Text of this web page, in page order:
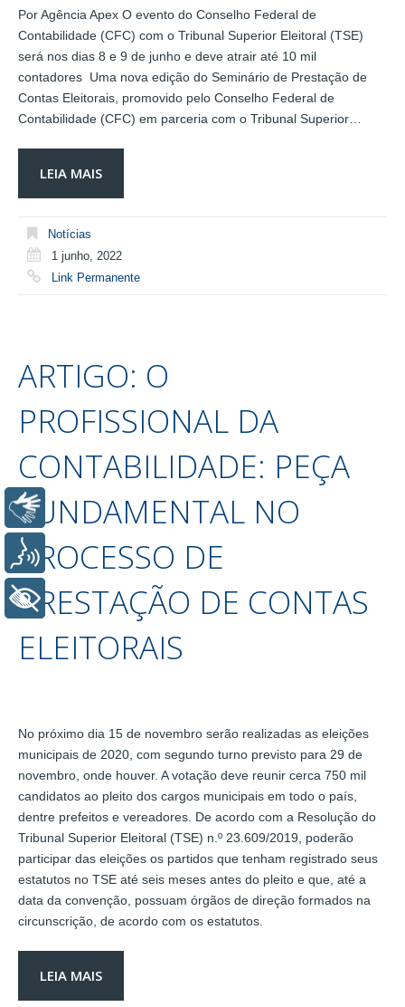
Por Agência Apex O evento do Conselho Federal de
Contabilidade (CFC) com o Tribunal Superior Eleitoral (TSE)
será nos dias 8 e 9 de junho e deve atrair até 10 mil
contadores Uma nova edição do Seminário de Prestação de
Contas Eleitorais, promovido pelo Conselho Federal de
Contabilidade (CFC) em parceria com o Tribunal Superior…
LEIA MAIS
Notícias
1 junho, 2022
Link Permanente
ARTIGO: O
PROFISSIONAL DA
CONTABILIDADE: PEÇA
FUNDAMENTAL NO
PROCESSO DE
PRESTAÇÃO DE CONTAS
ELEITORAIS
No próximo dia 15 de novembro serão realizadas as eleições
municipais de 2020, com segundo turno previsto para 29 de
novembro, onde houver. A votação deve reunir cerca 750 mil
candidatos ao pleito dos cargos municipais em todo o país,
dentre prefeitos e vereadores. De acordo com a Resolução do
Tribunal Superior Eleitoral (TSE) n.º 23.609/2019, poderão
participar das eleições os partidos que tenham registrado seus
estatutos no TSE até seis meses antes do pleito e que, até a
data da convenção, possuam órgãos de direção formados na
circunscrição, de acordo com os estatutos.
LEIA MAIS
Libras
Voz
+ Acessibilidade